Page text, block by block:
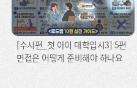
[수시편_첫 아이 대학입시3] 5편
면접은 어떻게 준비해야 하나요